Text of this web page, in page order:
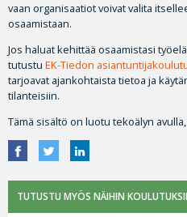
vaan organisaatiot voivat valita
osaamistaan.
Jos haluat kehittää osaamistasi
tutustu EK-Tiedon
tarjoavat ajankohtaista tietoa ja
tilanteisiin.
Tämä sisältö on luotu tekoälyn
TUTUSTU MYÖS NÄIHIN